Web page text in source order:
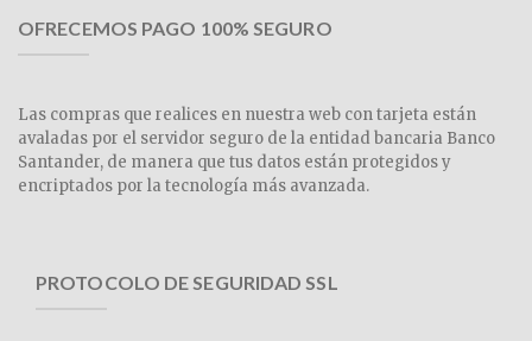
OFRECEMOS PAGO 100% SEGURO
Las compras que realices en nuestra web con tarjeta están
avaladas por el servidor seguro de la entidad bancaria Banco
Santander, de manera que tus datos están protegidos y
encriptados por la tecnología más avanzada.
PROTOCOLO DE SEGURIDAD SSL